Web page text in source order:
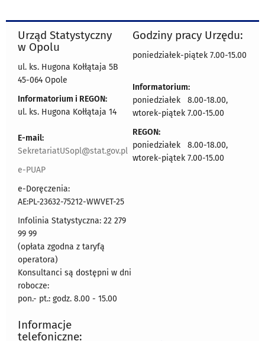
Urząd Statystyczny
w Opolu
ul. ks. Hugona Kołłątaja 5B
45-064 Opole
Informatorium i REGON:
ul. ks. Hugona Kołłątaja 14
E-mail:
SekretariatUSopl@stat.gov.pl
e-PUAP
e-Doręczenia:
AE:PL-23632-75212-WWVET-25
Infolinia Statystyczna: 22 279
99 99
(opłata zgodna z taryfą
operatora)
Konsultanci są dostępni w dni
robocze:
pon.- pt.: godz. 8.00 - 15.00
Godziny pracy Urzędu:
poniedziałek-piątek 7.00-15.00
Informatorium:
poniedziałek 8.00-18.00,
wtorek-piątek 7.00-15.00
REGON:
poniedziałek 8.00-18.00,
wtorek-piątek 7.00-15.00
Informacje
telefoniczne: